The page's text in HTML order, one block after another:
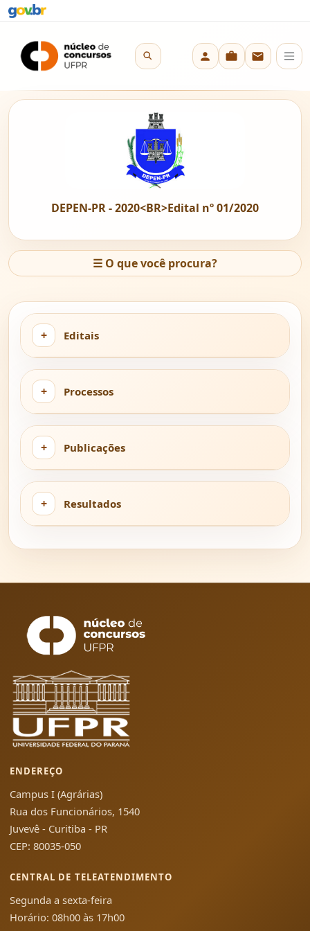
DEPEN-PR - 2020<BR>Edital nº 01/2020
☰ O que você procura?
Editais
Processos
Publicações
Resultados
ENDEREÇO
Campus I (Agrárias)
Rua dos Funcionários, 1540
Juvevê - Curitiba - PR
CEP: 80035-050
CENTRAL DE TELEATENDIMENTO
Segunda a sexta-feira
Horário: 08h00 às 17h00